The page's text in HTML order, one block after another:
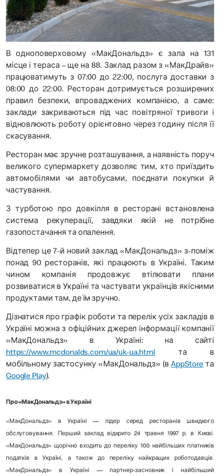
В одноповерховому «МакДональдз» є зала на 131
місце і тераса – ще на 88. Заклад разом з «МакДрайв»
працюватимуть з 07:00 до 22:00, послуга доставки з
08:00 до 22:00. Ресторан дотримується розширених
правил безпеки, впроваджених компанією, а саме:
заклади закриваються під час повітряної тривоги і
відновлюють роботу орієнтовно через годину після її
скасування.
Ресторан має зручне розташування, а наявність поруч
великого супермаркету дозволяє тим, хто приїздить
автомобілями чи автобусами, поєднати покупки й
частування.
З турботою про довкілля в ресторані встановлена
система рекуперації, завдяки якій не потрібне
газопостачання та опалення.
Відтепер це 7-й новий заклад «МакДональдз» з-поміж
понад 90 ресторанів, які працюють в Україні. Таким
чином компанія продовжує втілювати плани
розвиватися в Україні та частувати українців якісними
продуктами там, де їм зручно.
Дізнатися про графік роботи та перелік усіх закладів в
Україні можна з офіційних джерел інформації компанії
«МакДональдз» в Україні: на сайті
https://www.mcdonalds.com/ua/uk-ua.html та в
мобільному застосунку «МакДональдз» (вAppStore та
Google Play).
Про «МакДональдз» в Україні
«МакДональдз» в Україні — лідер серед ресторанів швидкого
обслуговування. Перший заклад відкрито 24 травня 1997 р. в Києві.
«МакДональдз» щорічно входить до переліку 100 найбільших платників
податків в Україні, а також до переліку найкращих роботодавців.
«МакДональдз» в Україні — партнер-засновник і найбільший